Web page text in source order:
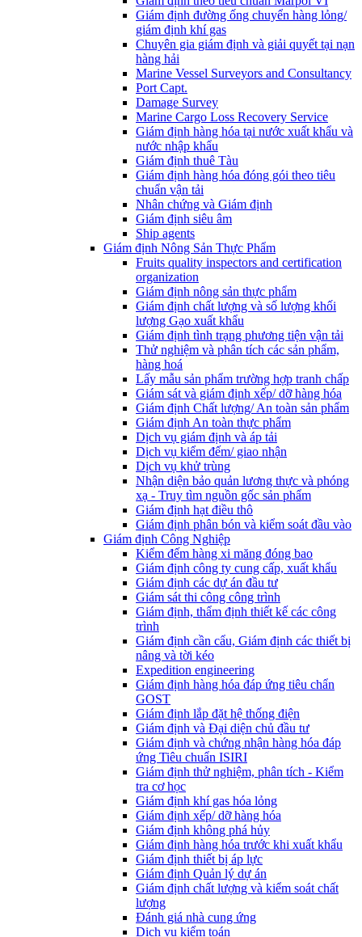
Giám định đường ống chuyển hàng lỏng/
giám định khí gas
Chuyên gia giám định và giải quyết tại nạn
hàng hải
Marine Vessel Surveyors and Consultancy
Port Capt.
Damage Survey
Marine Cargo Loss Recovery Service
Giám định hàng hóa tại nước xuất khẩu và
nước nhập khẩu
Giám định thuê Tàu
Giám định hàng hóa đóng gói theo tiêu
chuẩn vận tải
Nhân chứng và Giám định
Giám định siêu âm
Ship agents
Giám định Nông Sản Thực Phẩm
Fruits quality inspectors and certification
organization
Giám định nông sản thực phẩm
Giám định chất lượng và số lượng khối
lượng Gạo xuất khẩu
Giám định tình trạng phương tiện vận tải
Thử nghiệm và phân tích các sản phẩm,
hàng hoá
Lấy mẫu sản phẩm trường hợp tranh chấp
Giám sát và giám định xếp/ dỡ hàng hóa
Giám định Chất lượng/ An toàn sản phẩm
Giám định An toàn thực phẩm
Dịch vụ giám định và áp tải
Dịch vụ kiểm đếm/ giao nhận
Dịch vụ khử trùng
Nhận diện bảo quản lương thực và phóng
xạ - Truy tìm nguồn gốc sản phẩm
Giám định hạt điều thô
Giám định phân bón và kiểm soát đầu vào
Giám định Công Nghiệp
Kiểm đếm hàng xi măng đóng bao
Giám định công ty cung cấp, xuất khẩu
Giám định các dự án đầu tư
Giám sát thi công công trình
Giám định, thẩm định thiết kế các công
trình
Giám định cần cẩu, Giám định các thiết bị
nâng và tời kéo
Expedition engineering
Giám định hàng hóa đáp ứng tiêu chẩn
GOST
Giám định lắp đặt hệ thống điện
Giám định và Đại diện chủ đầu tư
Giám định và chứng nhận hàng hóa đáp
ứng Tiêu chuẩn ISIRI
Giám định thử nghiệm, phân tích - Kiểm
tra cơ học
Giám định khí gas hóa lỏng
Giám định xếp/ dỡ hàng hóa
Giám định không phá hủy
Giám định hàng hóa trước khi xuất khẩu
Giám định thiết bị áp lực
Giám định Quản lý dự án
Giám định chất lượng và kiểm soát chất
lượng
Đánh giá nhà cung ứng
Dịch vụ kiểm toán